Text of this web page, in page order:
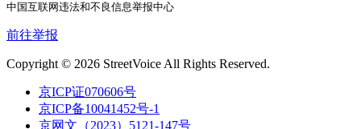
中国互联网违法和不良信息举报中心
前往举报
Copyright © 2026 StreetVoice All Rights Reserved.
京ICP证070606号
京ICP备10041452号-1
京网文（2023）5121-147号